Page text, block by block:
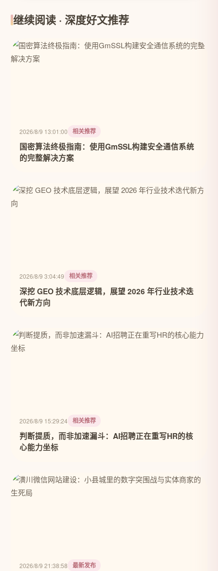
继续阅读 · 深度好文推荐
2026/8/9 13:01:00 相关推荐
国密算法终极指南：使用GmSSL构建安全通信系统
的完整解决方案
2026/8/9 3:04:49 相关推荐
深挖 GEO 技术底层逻辑，展望 2026 年行业技术迭
代新方向
2026/8/9 15:29:24 相关推荐
判断提质，而非加速漏斗：AI招聘正在重写HR的核
心能力坐标
2026/8/9 21:38:58 最新发布